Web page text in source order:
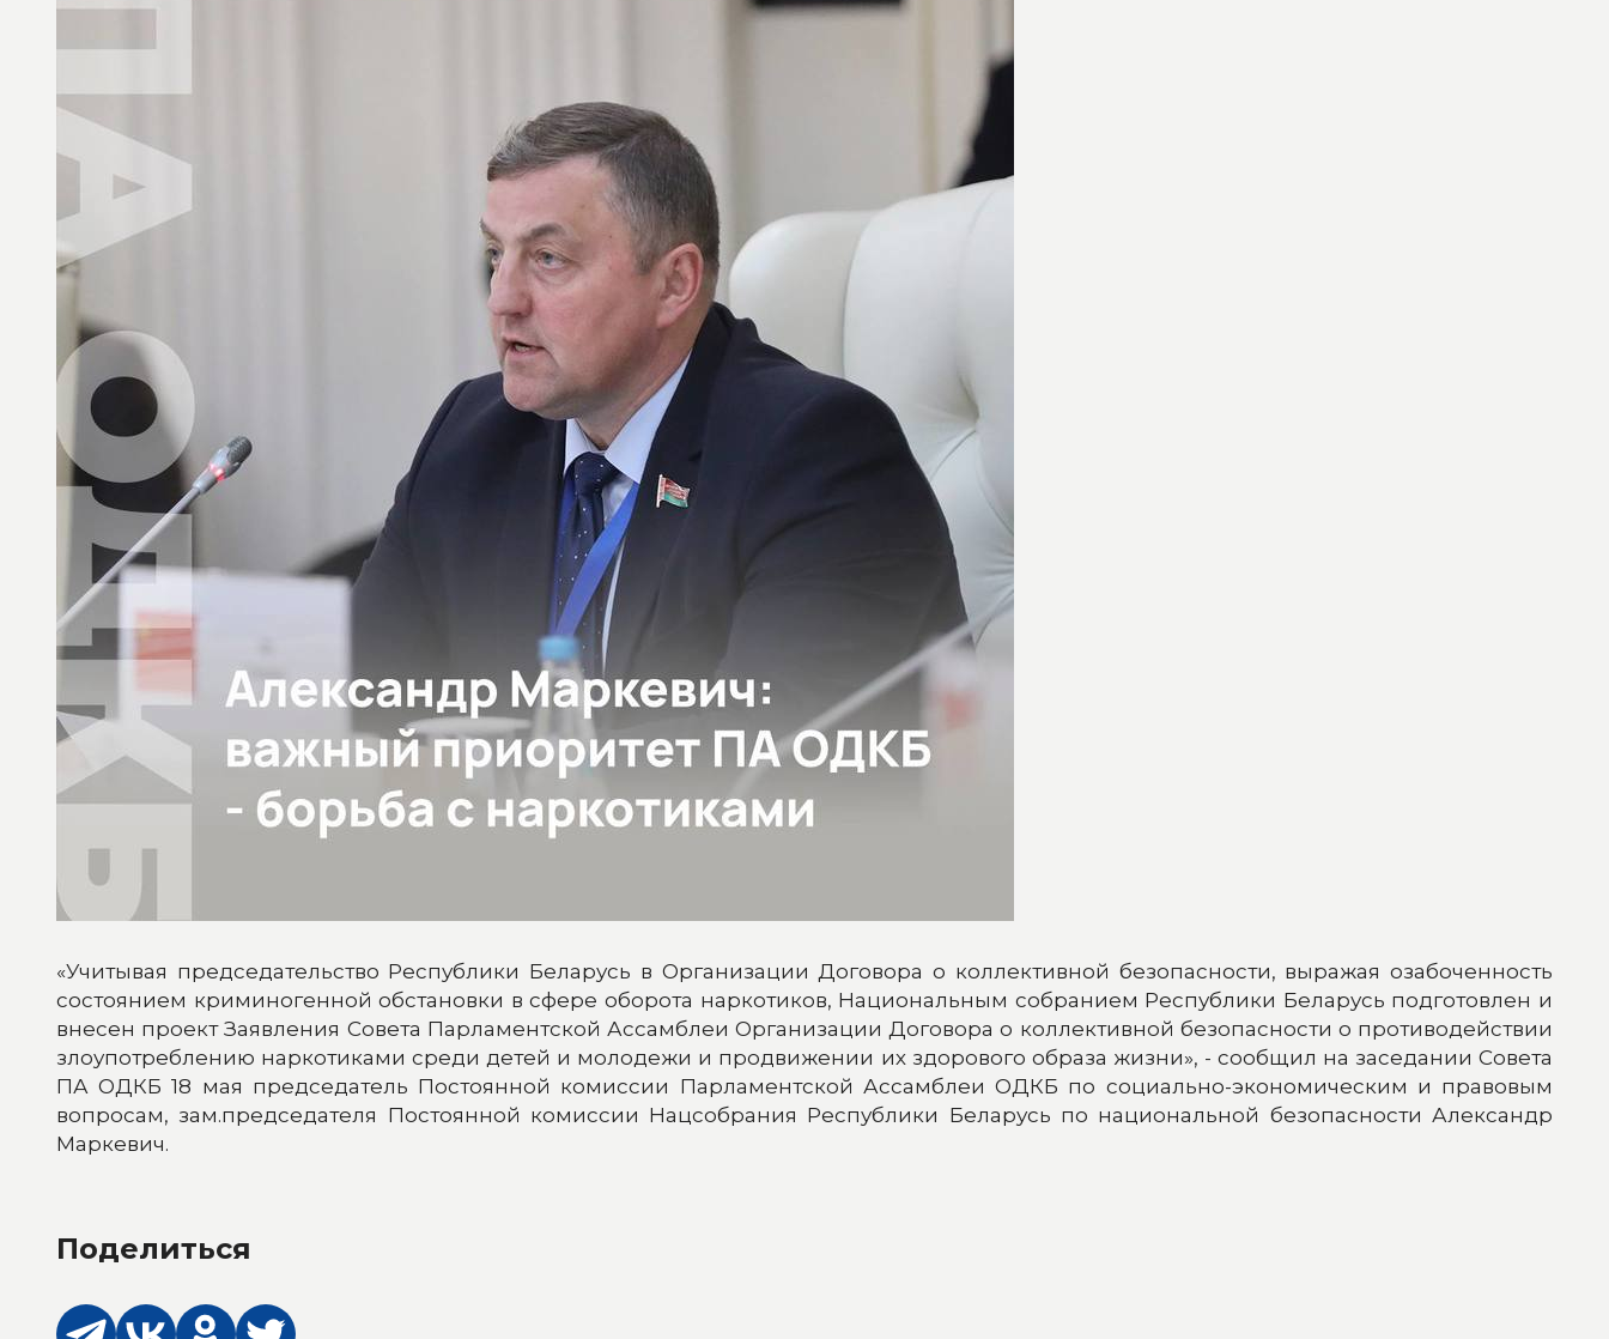
«Учитывая председательство Республики Беларусь в Организации Договора о коллективной безопасности, выражая озабоченность
состоянием криминогенной обстановки в сфере оборота наркотиков, Национальным собранием Республики Беларусь подготовлен и
внесен проект Заявления Совета Парламентской Ассамблеи Организации Договора о коллективной безопасности о противодействии
злоупотреблению наркотиками среди детей и молодежи и продвижении их здорового образа жизни», - сообщил на заседании Совета
ПА ОДКБ 18 мая председатель Постоянной комиссии Парламентской Ассамблеи ОДКБ по социально-экономическим и правовым
вопросам, зам.председателя Постоянной комиссии Нацсобрания Республики Беларусь по национальной безопасности Александр
Маркевич.
Поделиться